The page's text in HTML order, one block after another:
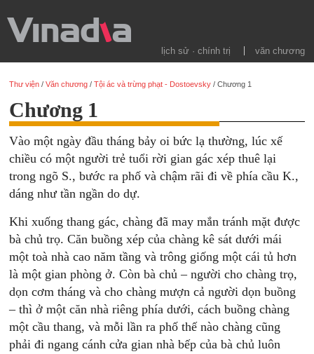
lịch sử · chính trị văn chương
Thư viện /Văn chương /Tội ác và trừng phạt - Dostoevsky /Chương 1
Chương 1
Vào một ngày đầu tháng bảy oi bức lạ thường, lúc xế
chiều có một người trẻ tuổi rời gian gác xép thuê lại
trong ngõ S., bước ra phố và chậm rãi đi về phía cầu K.,
dáng như tần ngần do dự.
Khi xuống thang gác, chàng đã may mắn tránh mặt được
bà chủ trọ. Căn buồng xép của chàng kê sát dưới mái
một toà nhà cao năm tầng và trông giống một cái tủ hơn
là một gian phòng ở. Còn bà chủ – người cho chàng trọ,
dọn cơm tháng và cho chàng mượn cả người dọn buồng
– thì ở một căn nhà riêng phía dưới, cách buồng chàng
một cầu thang, và mỗi lần ra phố thế nào chàng cũng
phải đi ngang cánh cửa gian nhà bếp của bà chủ luôn